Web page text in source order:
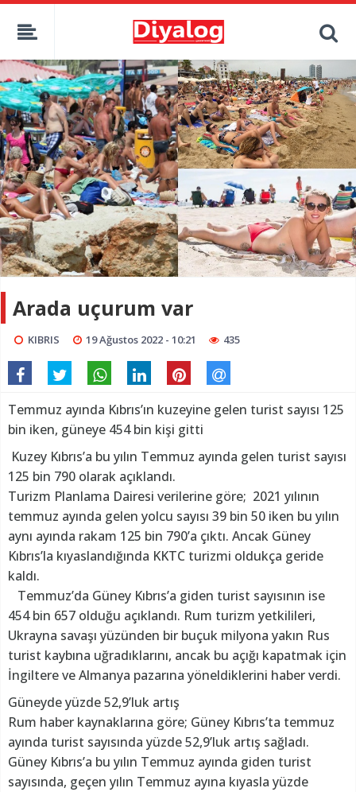
Arada uçurum var
KIBRIS 19 Ağustos 2022 - 10:21 435
Temmuz ayında Kıbrıs’ın kuzeyine gelen turist sayısı 125
bin iken, güneye 454 bin kişi gitti
Kuzey Kıbrıs’a bu yılın Temmuz ayında gelen turist sayısı
125 bin 790 olarak açıklandı.
Turizm Planlama Dairesi verilerine göre; 2021 yılının
temmuz ayında gelen yolcu sayısı 39 bin 50 iken bu yılın
aynı ayında rakam 125 bin 790’a çıktı. Ancak Güney
Kıbrıs’la kıyaslandığında KKTC turizmi oldukça geride
kaldı.
Temmuz’da Güney Kıbrıs’a giden turist sayısının ise
454 bin 657 olduğu açıklandı. Rum turizm yetkilileri,
Ukrayna savaşı yüzünden bir buçuk milyona yakın Rus
turist kaybına uğradıklarını, ancak bu açığı kapatmak için
İngiltere ve Almanya pazarına yöneldiklerini haber verdi.
Güneyde yüzde 52,9’luk artış
Rum haber kaynaklarına göre; Güney Kıbrıs’ta temmuz
ayında turist sayısında yüzde 52,9’luk artış sağladı.
Güney Kıbrıs’a bu yılın Temmuz ayında giden turist
sayısında, geçen yılın Temmuz ayına kıyasla yüzde